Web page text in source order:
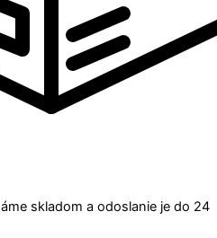
skladom a odoslanie je do 24